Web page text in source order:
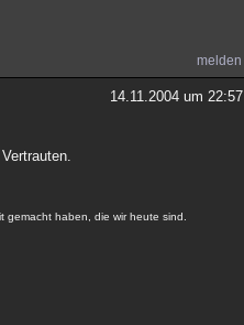
melden
14.11.2004 um 22:57
gemacht haben, die wir heute sind.